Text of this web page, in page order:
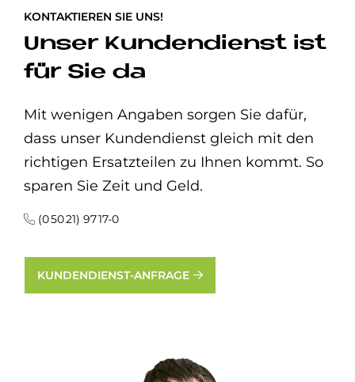
KONTAKTIEREN SIE UNS!
Unser Kundendienst ist
für Sie da
Mit wenigen Angaben sorgen Sie dafür,
dass unser Kundendienst gleich mit den
richtigen Ersatzteilen zu Ihnen kommt. So
sparen Sie Zeit und Geld.
(0 50 21) 97 17-0
KUNDENDIENST-ANFRAGE